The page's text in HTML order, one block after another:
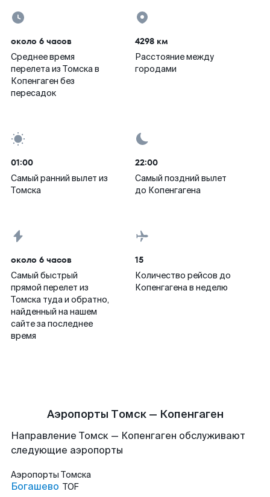
около 6 часов
Среднее время
перелета из Томска в
Копенгаген без
пересадок
4298 км
Расстояние между
городами
01:00
Самый ранний вылет из
Томска
22:00
Самый поздний вылет
до Копенгагена
около 6 часов
Самый быстрый
прямой перелет из
Томска туда и обратно,
найденный на нашем
сайте за последнее
время
15
Количество рейсов до
Копенгагена в неделю
Аэропорты Томск — Копенгаген
Направление Томск — Копенгаген обслуживают
следующие аэропорты
Аэропорты Томска
Богашево TOF